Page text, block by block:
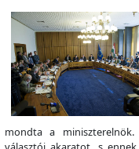
mondta a